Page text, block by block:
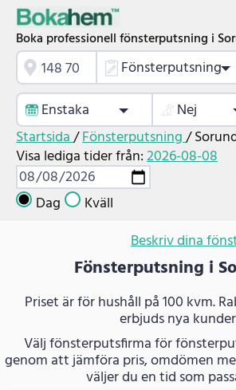
Boka professionell fönsterputsning i
Fönsterputsning
Enstaka
Nej
Startsida/Fönsterputsning/
Visa lediga tider från:2026-08-08
Dag
Kväll
Beskriv dina
Fönsterputsning i
Priset är för hushåll på 100 kvm.
erbjuds nya
Välj fönsterputsfirma för
genom att jämföra pris, omdömen
väljer du en tid som